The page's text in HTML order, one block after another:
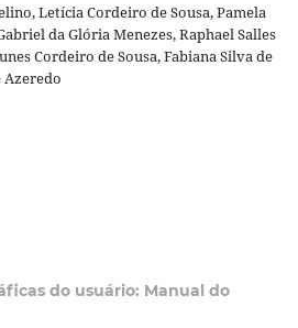
Letícia Cordeiro de Sousa, Pamela
da Glória Menezes, Raphael Salles
Cordeiro de Sousa, Fabiana Silva de
Azeredo
do usuário: Manual do